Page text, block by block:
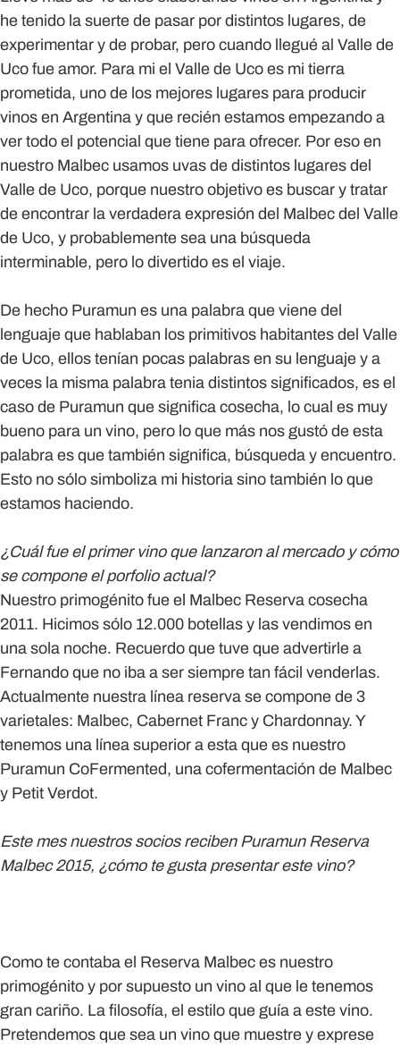
he tenido la suerte de pasar por distintos lugares, de
experimentar y de probar, pero cuando llegué al Valle de
Uco fue amor. Para mi el Valle de Uco es mi tierra
prometida, uno de los mejores lugares para producir
vinos en Argentina y que recién estamos empezando a
ver todo el potencial que tiene para ofrecer. Por eso en
nuestro Malbec usamos uvas de distintos lugares del
Valle de Uco, porque nuestro objetivo es buscar y tratar
de encontrar la verdadera expresión del Malbec del Valle
de Uco, y probablemente sea una búsqueda
interminable, pero lo divertido es el viaje.
De hecho Puramun es una palabra que viene del
lenguaje que hablaban los primitivos habitantes del Valle
de Uco, ellos tenían pocas palabras en su lenguaje y a
veces la misma palabra tenia distintos significados, es el
caso de Puramun que significa cosecha, lo cual es muy
bueno para un vino, pero lo que más nos gustó de esta
palabra es que también significa, búsqueda y encuentro.
Esto no sólo simboliza mi historia sino también lo que
estamos haciendo.
¿Cuál fue el primer vino que lanzaron al mercado y cómo
se compone el porfolio actual?
Nuestro primogénito fue el Malbec Reserva cosecha
2011. Hicimos sólo 12.000 botellas y las vendimos en
una sola noche. Recuerdo que tuve que advertirle a
Fernando que no iba a ser siempre tan fácil venderlas.
Actualmente nuestra línea reserva se compone de 3
varietales: Malbec, Cabernet Franc y Chardonnay. Y
tenemos una línea superior a esta que es nuestro
Puramun CoFermented, una cofermentación de Malbec
y Petit Verdot.
Este mes nuestros socios reciben Puramun Reserva
Malbec 2015, ¿cómo te gusta presentar este vino?
Como te contaba el Reserva Malbec es nuestro
primogénito y por supuesto un vino al que le tenemos
gran cariño. La filosofía, el estilo que guía a este vino.
Pretendemos que sea un vino que muestre y exprese